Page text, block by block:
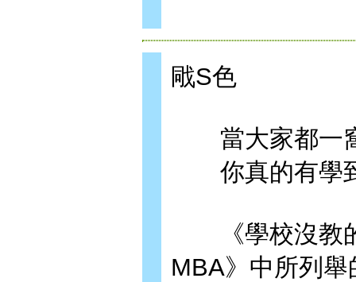
戙S色
當大家都一窩
你真的有學到
《學校沒教的
MBA》中所列